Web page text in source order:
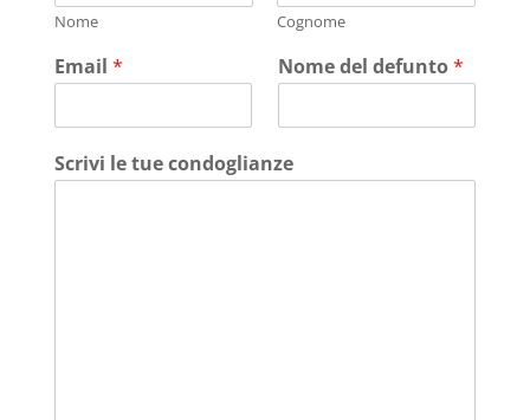
Nome Cognome
Email * Nome del defunto*
Scrivi le tue condoglianze